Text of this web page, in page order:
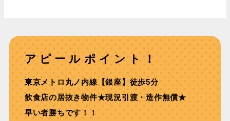
アピールポイント！
東京メトロ丸ノ内線【銀座】徒歩5分
飲⾷店の居抜き物件★現況引渡・造作無償★
早い者勝ちです！！